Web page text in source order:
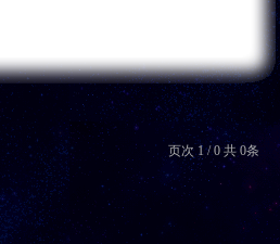
页次 1 / 0 共 0条